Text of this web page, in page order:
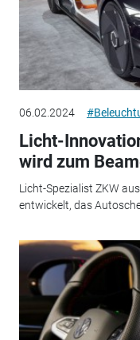
06.02.2024
Licht-
wird zum
Licht-Spezialist ZKW
entwickelt, das